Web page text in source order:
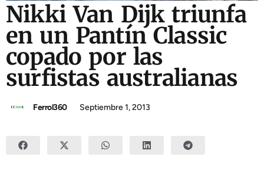
Nikki Van Dijk triunfa
en un Pantín Classic
copado por las
surfistas australianas
Ferrol360 Septiembre 1, 2013